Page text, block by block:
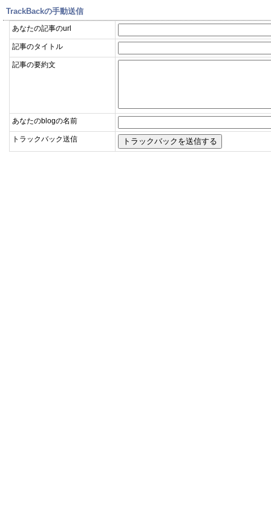
TrackBackの手動送信
あなたの記事のurl
記事のタイトル
記事の要約文
あなたのblogの名前
トラックバック送信